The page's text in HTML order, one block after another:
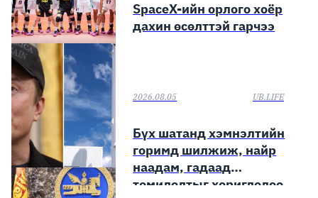
SpaceX-ийн орлого хоёр
дахин өсөлттэй гарчээ
2026.08.05 UB.LIFE
Бүх шатанд хэмнэлтийн
горимд шилжиж, найр
наадам, гадаад
томилолтыг хориглолоо